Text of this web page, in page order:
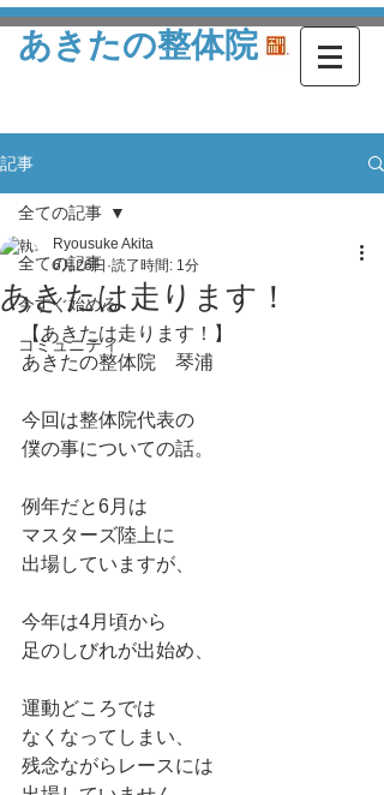
あきたの整体院
記事
全ての記事
今すぐ始める
コミュニティ
全ての記事
あきたは走ります！
Ryousuke Akita
6月26日 読了時間: 1分
【あきたは走ります！】
あきたの整体院　琴浦
今回は整体院代表の
僕の事についての話。
例年だと6月は
マスターズ陸上に
出場していますが、
今年は4月頃から
足のしびれが出始め、
運動どころでは
なくなってしまい、
残念ながらレースには